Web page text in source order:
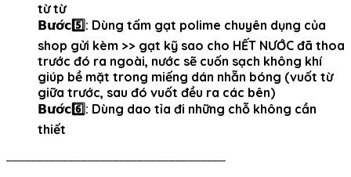
từ từ
𝗕𝘂̛𝗼̛́𝗰5️⃣: Dùng tấm gạt polime chuyên dụng của
shop gửi kèm >> gạt kỹ sao cho HẾT NƯỚC đã thoa
trước đó ra ngoài, nước sẽ cuốn sạch không khí
giúp bề mặt trong miếng dán nhẵn bóng (vuốt từ
giữa trước, sau đó vuốt đều ra các bên)
𝗕𝘂̛𝗼̛́𝗰6️⃣: Dùng dao tỉa đi những chỗ không cần
thiết
——————————————————————————————————–